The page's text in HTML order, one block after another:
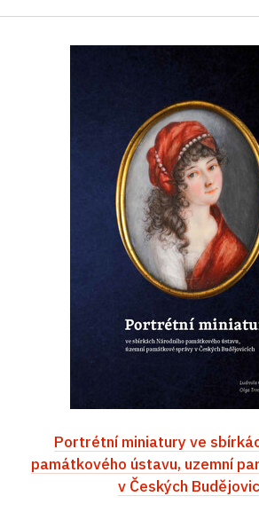
Portrétní miniatury ve
památkového ústavu, uzemní
v Českých